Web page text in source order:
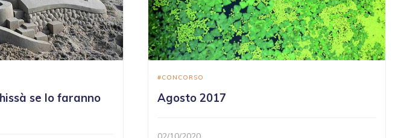
se lo faranno
CONCORSO
Agosto 2017
02/10/2020